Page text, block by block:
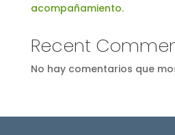
acompañamiento.
Recent
No hay comentarios que